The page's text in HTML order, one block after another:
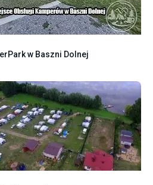
w Baszni Dolnej